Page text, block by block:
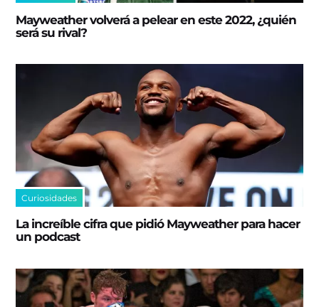
Mayweather volverá a pelear en este 2022, ¿quién
será su rival?
Curiosidades
La increíble cifra que pidió Mayweather para hacer
un podcast